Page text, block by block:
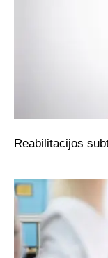
Reabilitacijos